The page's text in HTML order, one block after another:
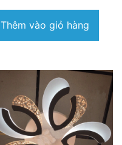
Thêm vào giỏ hàng